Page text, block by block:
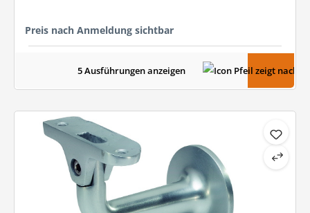
Preis nach Anmeldung sichtbar
5 Ausführungen anzeigen